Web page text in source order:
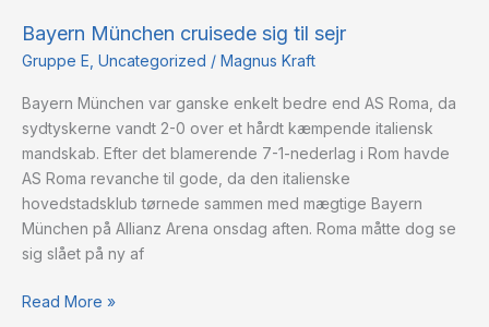
Bayern München cruisede sig til sejr
Gruppe E Uncategorized / Magnus Kraft
Bayern München var ganske enkelt bedre end AS Roma, da
sydtyskerne vandt 2-0 over et hårdt kæmpende italiensk
mandskab. Efter det blamerende 7-1-nederlag i Rom havde
AS Roma revanche til gode, da den italienske
hovedstadsklub tørnede sammen med mægtige Bayern
München på Allianz Arena onsdag aften. Roma måtte dog se
sig slået på ny af
cruisede
sig
sejr
Read More »